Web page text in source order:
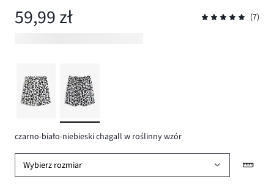
59,99 zł (7)
czarno-biało-niebieski chagall w roślinny wzór
Wybierz rozmiar